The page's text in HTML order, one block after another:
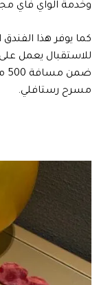
وخدمة الواي فاي
للاستقبال يعمل
مسرح رستافلي.